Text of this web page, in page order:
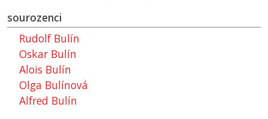
sourozenci
Rudolf Bulín
Oskar Bulín
Alois Bulín
Olga Bulínová
Alfred Bulín